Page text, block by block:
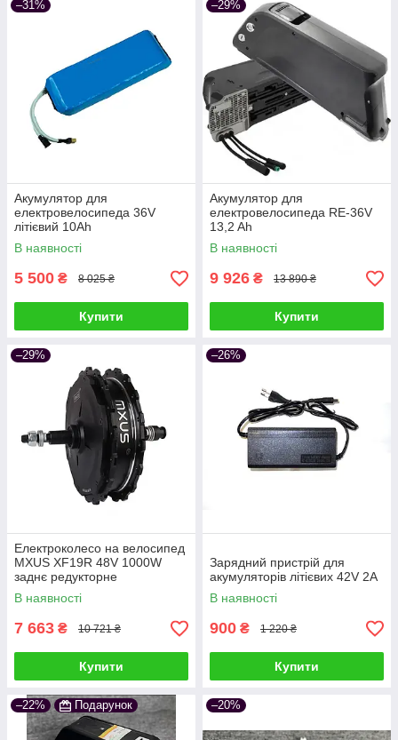
–31%
Акумулятор для
електровелосипеда 36V
літієвий 10Ah
В наявності
5 500 ₴ 8 025 ₴
Купити
–29%
Акумулятор для
електровелосипеда RE-36V
13,2 Ah
В наявності
9 926 ₴ 13 890 ₴
Купити
–29%
Електроколесо на велосипед
MXUS XF19R 48V 1000W
заднє редукторне
В наявності
7 663 ₴ 10 721 ₴
Купити
–26%
Зарядний пристрій для
акумуляторів літієвих 42V 2A
В наявності
900 ₴ 1 220 ₴
Купити
–22% Подарунок –20%